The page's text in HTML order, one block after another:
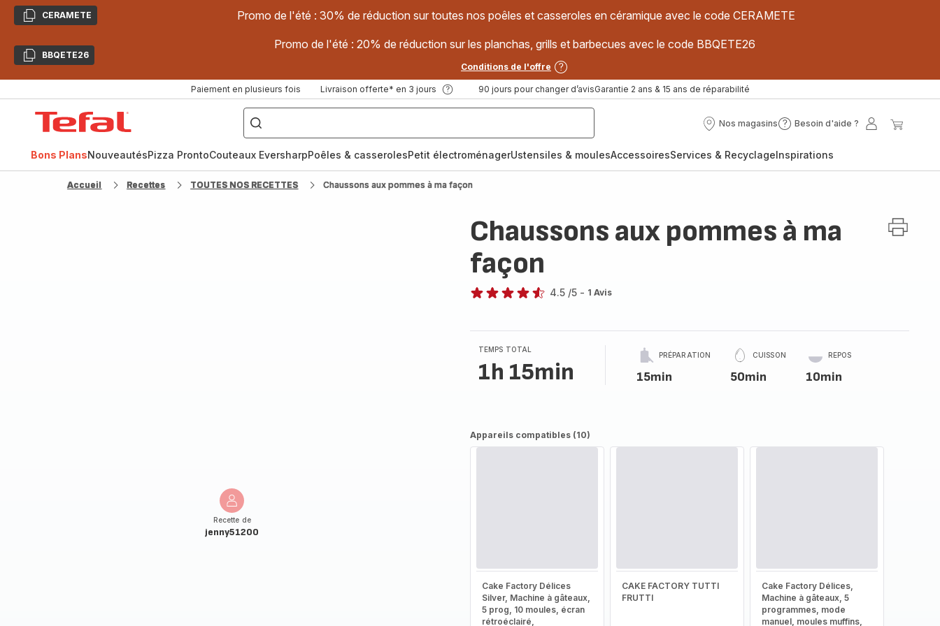
CopierCERAMETE Promo de l'été : 30% de réduction sur toutes nos poêles et casseroles en céramique avec le code CERAMETE
CopierBBQETE26
Promo de l'été : 20% de réduction sur les planchas, grills et barbecues avec le code BBQETE26
Conditions de l'offre
Paiement en plusieurs fois Livraison offerte* en 3 jours 90 jours pour changer d’avisGarantie 2 ans & 15 ans de réparabilité
["Poêles
inox,
Cake
Factory,
Nos magasins
Nos
Besoin d'aide ?
Besoin
?
Mon
Bons PlansNouveautésPizza ProntoCouteaux EversharpPoêles & casserolesPetit électroménagerUstensiles & moulesAccessoiresServices & RecyclageInspirations
Accueil Recettes TOUTES NOS RECETTES Chaussons aux pommes à ma façon
Recette de
jenny51200
Chaussons aux pommes à ma
façon
4.5 /5 - 1 Avis
TEMPS TOTAL
1h 15min
PRÉPARATION
15min
CUISSON
50min
REPOS
10min
Appareils compatibles (10)
Cake Factory Délices
Silver, Machine à gâteaux,
5 prog, 10 moules, écran
rétroéclairé,
CAKE FACTORY TUTTI
FRUTTI
Cake Factory Délices,
Machine à gâteaux, 5
programmes, mode
manuel, moules muffins,